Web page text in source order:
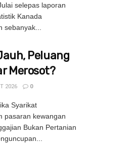
selepas laporan
Kanada
sebanyak...
Peluang
Merosot?
2026 0
Syarikat
pasaran kewangan
Bukan Pertanian